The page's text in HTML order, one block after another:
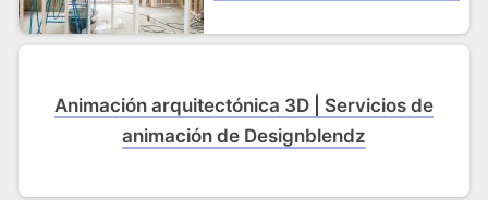
Animación arquitectónica 3D | Servicios de
animación de Designblendz